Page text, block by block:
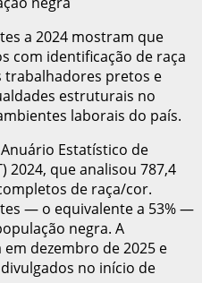
a 2024 mostram que
com identificação de raça
pretos e
estruturais no
laborais do país.
Estatístico de
2024, que analisou 787,4
de raça/cor.
— o equivalente a 53% —
negra. A
dezembro de 2025 e
no início de